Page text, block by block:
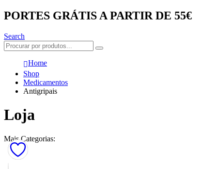
PORTES GRÁTIS A PARTIR DE 55€
Search
Home
Shop
Medicamentos
Antigripais
Loja
Mais Categorias: